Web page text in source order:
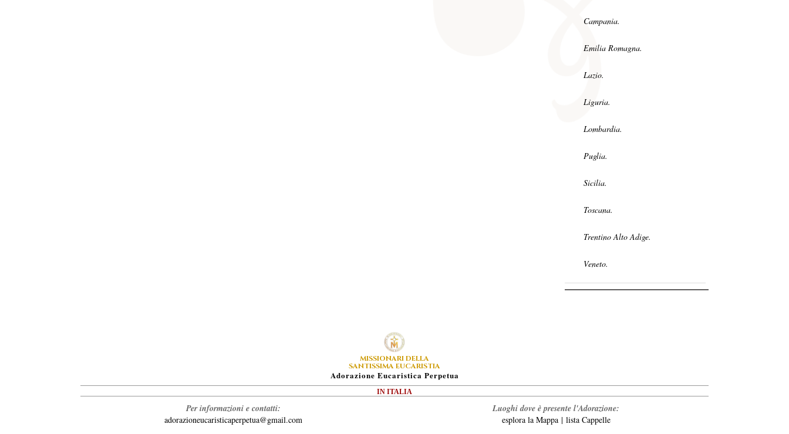
Campania.
Emilia Romagna.
Lazio.
Liguria.
Lombardia.
Puglia.
Sicilia.
Toscana.
Trentino Alto Adige.
Veneto.
MISSIONARI DELLA
SANTISSIMA EUCARISTIA
ADorazione EUcaristica PErpetua
IN ITALIA
Per informazioni e contatti:
adorazioneucaristicaperpetua@gmail.com
Luoghi dove è presente l'Adorazione:
esplora la Mappa| lista Cappelle